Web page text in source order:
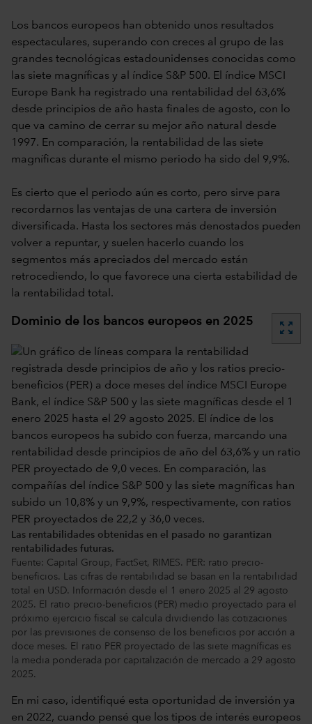
Los bancos europeos han obtenido unos resultados
espectaculares, superando con creces al grupo de las
grandes tecnológicas estadounidenses conocidas como
las siete magníficas y al índice S&P 500. El índice MSCI
Europe Bank ha registrado una rentabilidad del 63,6%
desde principios de año hasta finales de agosto, con lo
que va camino de cerrar su mejor año natural desde
1997. En comparación, la rentabilidad de las siete
magníficas durante el mismo periodo ha sido del 9,9%.
Es cierto que el periodo aún es corto, pero sirve para
recordarnos las ventajas de una cartera de inversión
diversificada. Hasta los sectores más denostados pueden
volver a repuntar, y suelen hacerlo cuando los
segmentos más apreciados del mercado están
retrocediendo, lo que favorece una cierta estabilidad de
la rentabilidad total.
Dominio de los bancos europeos en 2025 zoom_out_map
Las rentabilidades obtenidas en el pasado no garantizan
rentabilidades futuras.
Fuente: Capital Group, FactSet, RIMES. PER: ratio precio-
beneficios. Las cifras de rentabilidad se basan en la rentabilidad
total en USD. Información desde el 1 enero 2025 al 29 agosto
2025. El ratio precio-beneficios (PER) medio proyectado para el
próximo ejercicio fiscal se calcula dividiendo las cotizaciones
por las previsiones de consenso de los beneficios por acción a
doce meses. El ratio PER proyectado de las siete magníficas es
la media ponderada por capitalización de mercado a 29 agosto
2025.
En mi caso, identifiqué esta oportunidad de inversión ya
en 2022, cuando pensé que los tipos de interés europeos